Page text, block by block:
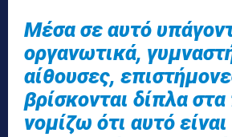
Μέσα σε αυτό
οργανωτικά,
αίθουσες,
βρίσκονται δίπλα στα
νομίζω ότι αυτό